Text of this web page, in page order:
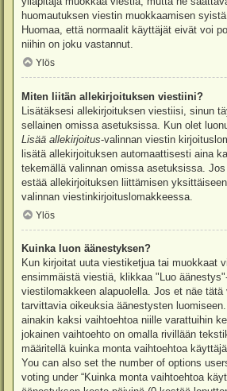
huomautuksen viestin muokkaamisen
Huomaa, että normaalit käyttäjät eivät voi
niihin on joku vastannut.
Ylös
Miten liitän allekirjoituksen viestiini?
Lisätäksesi allekirjoituksen viestiisi, sinun
sellainen omissa asetuksissa. Kun olet
Lisää allekirjoitus-valinnan viestin
lisätä allekirjoituksen automaattisesti aina
tekemällä valinnan omissa asetuksissa.
estää allekirjoituksen liittämisen
valinnan viestinkirjoituslomakkeessa.
Ylös
Kuinka luon äänestyksen?
Kun kirjoitat uuta viestiketjua tai muokkaat
ensimmäistä viestiä, klikkaa "Luo
viestilomakkeen alapuolella. Jos et näe
tarvittavia oikeuksia äänestysten
ainakin kaksi vaihtoehtoa niille varattuihin
jokainen vaihtoehto on omalla rivillään
määritellä kuinka monta vaihtoehtoa
You can also set the number of options
voting under “Kuinka monta vaihtoehtoa